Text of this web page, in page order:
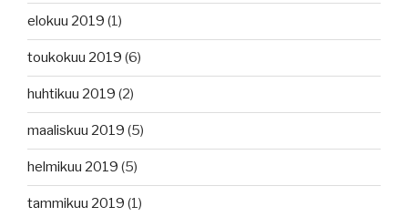
elokuu 2019 (1)
toukokuu 2019 (6)
huhtikuu 2019 (2)
maaliskuu 2019 (5)
helmikuu 2019 (5)
tammikuu 2019 (1)